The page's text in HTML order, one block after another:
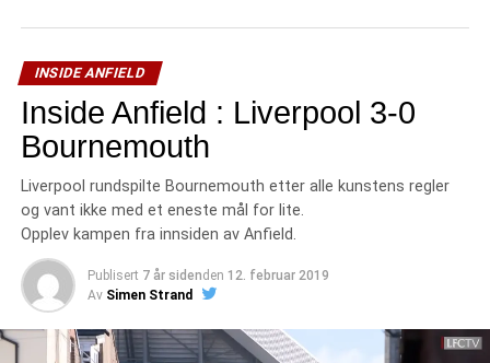
INSIDE ANFIELD
Inside Anfield : Liverpool 3-0
Bournemouth
Liverpool rundspilte Bournemouth etter alle kunstens regler
og vant ikke med et eneste mål for lite.
Opplev kampen fra innsiden av Anfield.
Publisert 7 år sidenden 12. februar 2019
Av Simen Strand